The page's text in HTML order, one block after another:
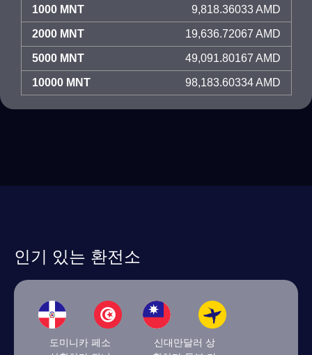
1000 MNT 9,818.36033 AMD
2000 MNT 19,636.72067 AMD
5000 MNT 49,091.80167 AMD
10000 MNT 98,183.60334 AMD
인기 있는 환전소
도미니카 페소
신대만달러 상